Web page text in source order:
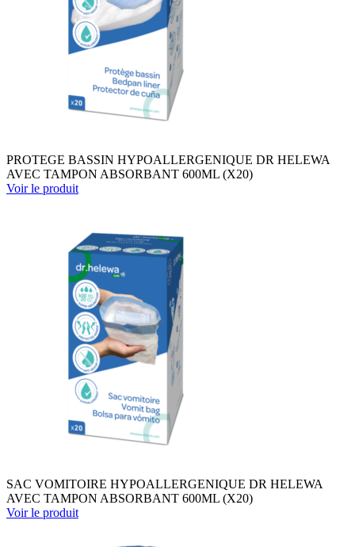
PROTEGE BASSIN HYPOALLERGENIQUE DR HELEWA
AVEC TAMPON ABSORBANT 600ML (X20)
Voir le produit
SAC VOMITOIRE HYPOALLERGENIQUE DR HELEWA
AVEC TAMPON ABSORBANT 600ML (X20)
Voir le produit